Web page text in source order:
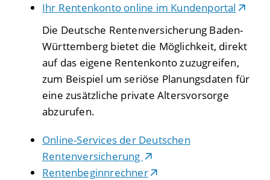
Ihr Rentenkonto online im Kundenportal
Die Deutsche Rentenversicherung Baden-
Württemberg bietet die Möglichkeit, direkt
auf das eigene Rentenkonto zuzugreifen,
zum Beispiel um seriöse Planungsdaten für
eine zusätzliche private Altersvorsorge
abzurufen.
Online-Services der Deutschen
Rentenversicherung
Rentenbeginnrechner